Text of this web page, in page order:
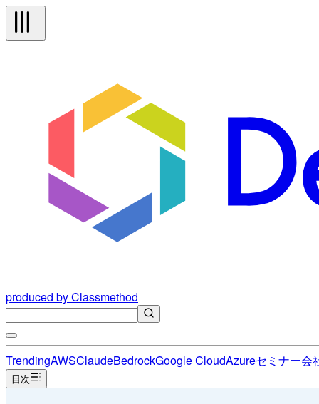
produced by Classmethod
TrendingAWSClaudeBedrockGoogle CloudAzureセミナー会
目次